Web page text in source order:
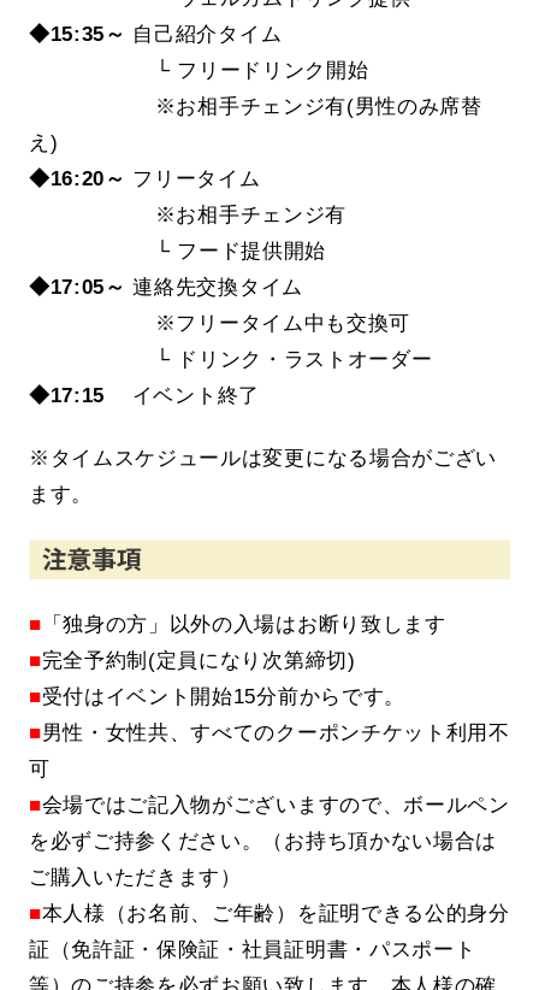
◆15:35～ 自己紹介タイム
└ フリードリンク開始
※お相手チェンジ有(男性のみ席替
え)
◆16:20～ フリータイム
※お相手チェンジ有
└ フード提供開始
◆17:05～ 連絡先交換タイム
※フリータイム中も交換可
└ ドリンク・ラストオーダー
◆17:15 イベント終了
※タイムスケジュールは変更になる場合がござい
ます。
■ 「独身の方」以外の入場はお断り致します
■完全予約制(定員になり次第締切)
■受付はイベント開始15分前からです。
■男性・女性共、すべてのクーポンチケット利用不
可
■会場ではご記入物がございますので、ボールペン
を必ずご持参ください。（お持ち頂かない場合は
ご購入いただきます）
■本人様（お名前、ご年齢）を証明できる公的身分
証（免許証・保険証・社員証明書・パスポート